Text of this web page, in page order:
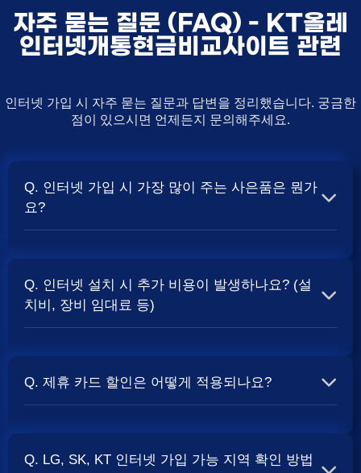
자주 묻는 질문 (FAQ) - KT올레
인터넷개통현금비교사이트 관련
인터넷 가입 시 자주 묻는 질문과 답변을 정리했습니다. 궁금한
점이 있으시면 언제든지 문의해주세요.
Q. 인터넷 가입 시 가장 많이 주는 사은품은 뭔가
요?
보통 500Mbps 또는 1Gbps 인터넷을 TV와 결합하여 가입
할 때 현금 사은품 및 상품권 혜택이 더 크게 지급되는 경향
Q. 인터넷 설치 시 추가 비용이 발생하나요? (설
치비, 장비 임대료 등)
청구되는 경우가 많습니다. 다만, 인터넷 상품 및 프로모션
책 확인 필수.
Q. 제휴 카드 할인은 어떻게 적용되나요?
서 일정 금액이 할인됩니다. 할인 금액과 조건은 카드사 및
Q. LG, SK, KT 인터넷 가입 가능 지역 확인 방법